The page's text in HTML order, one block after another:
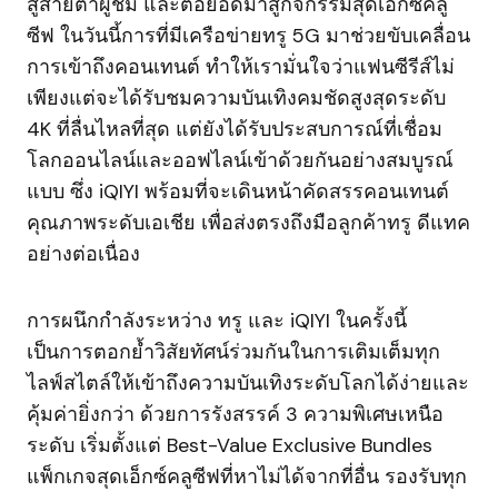
ซีฟ ในวันนี้การที่มีเครือข่ายทรู 5G มาช่วยขับเคลื่อน
การเข้าถึงคอนเทนต์ ทำให้เรามั่นใจว่าแฟนซีรีส์ไม่
เพียงแต่จะได้รับชมความบันเทิงคมชัดสูงสุดระดับ
4K ที่ลื่นไหลที่สุด แต่ยังได้รับประสบการณ์ที่เชื่อม
โลกออนไลน์และออฟไลน์เข้าด้วยกันอย่างสมบูรณ์
แบบ ซึ่ง iQIYI พร้อมที่จะเดินหน้าคัดสรรคอนเทนต์
คุณภาพระดับเอเชีย เพื่อส่งตรงถึงมือลูกค้าทรู ดีแทค
อย่างต่อเนื่อง
การผนึกกำลังระหว่าง ทรู และ iQIYI ในครั้งนี้
เป็นการตอกย้ำวิสัยทัศน์ร่วมกันในการเติมเต็มทุก
ไลฟ์สไตล์ให้เข้าถึงความบันเทิงระดับโลกได้ง่ายและ
คุ้มค่ายิ่งกว่า ด้วยการรังสรรค์ 3 ความพิเศษเหนือ
ระดับ เริ่มตั้งแต่ Best-Value Exclusive Bundles
แพ็กเกจสุดเอ็กซ์คลูซีฟที่หาไม่ได้จากที่อื่น รองรับทุก